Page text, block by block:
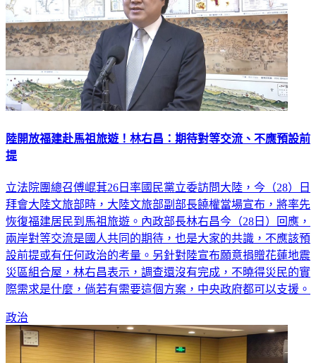
陸開放福建赴馬祖旅遊！林右昌：期待對等交流、不應預設前
提
立法院團總召傅崐萁26日率國民黨立委訪問大陸，今（28）日
拜會大陸文旅部時，大陸文旅部副部長饒權當場宣布，將率先
恢復福建居民到馬祖旅遊。內政部長林右昌今（28日）回應，
兩岸對等交流是國人共同的期待，也是大家的共識，不應該預
設前提或有任何政治的考量。另針對陸宣布願意捐贈花蓮地震
災區組合屋，林右昌表示，調查還沒有完成，不曉得災民的實
際需求是什麼，倘若有需要這個方案，中央政府都可以支援。
政治